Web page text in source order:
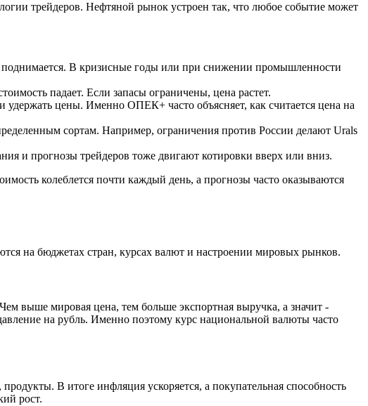
трейдеров. Нефтяной рынок устроен так, что любое событие может
поднимается. В кризисные годы или при снижении промышленности
падает. Если запасы ограничены, цена растет.
цены. Именно ОПЕК+ часто объясняет, как считается цена на
сортам. Например, ограничения против России делают Urals
и прогнозы трейдеров тоже двигают котировки вверх или вниз.
колеблется почти каждый день, а прогнозы часто оказываются
на бюджетах стран, курсах валют и настроении мировых рынков.
выше мировая цена, тем больше экспортная выручка, а значит -
на рубль. Именно поэтому курс национальной валюты часто
В итоге инфляция ускоряется, а покупательная способность
рост.